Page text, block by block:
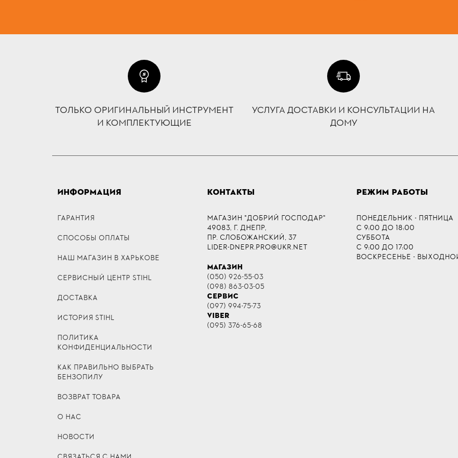
ТОЛЬКО ОРИГИНАЛЬНЫЙ ИНСТРУМЕНТ
И КОМПЛЕКТУЮЩИЕ
УСЛУГА ДОСТАВКИ И КОНСУЛЬТАЦИИ НА
ДОМУ
ИНФОРМАЦИЯ
ГАРАНТИЯ
СПОСОБЫ ОПЛАТЫ
НАШ МАГАЗИН В ХАРЬКОВЕ
СЕРВИСНЫЙ ЦЕНТР STIHL
ДОСТАВКА
ИСТОРИЯ STIHL
ПОЛИТИКА
КОНФИДЕНЦИАЛЬНОСТИ
КАК ПРАВИЛЬНО ВЫБРАТЬ
БЕНЗОПИЛУ
ВОЗВРАТ ТОВАРА
О НАС
НОВОСТИ
КОНТАКТЫ
МАГАЗИН "ДОБРИЙ ГОСПОДАР"
49083, Г. ДНЕПР,
ПР. СЛОБОЖАНСКИЙ, 37
LIDER-DNEPR.PRO@UKR.NET
МАГАЗИН
(050) 926-55-03
(098) 863-03-05
СЕРВИС
(097) 994-75-73
VIBER
(095) 376-65-68
РЕЖИМ РАБОТЫ
ПОНЕДЕЛЬНИК - ПЯТНИЦА
С 9:00 ДО 18:00
СУББОТА
С 9:00 ДО 17:00
ВОСКРЕСЕНЬЕ -